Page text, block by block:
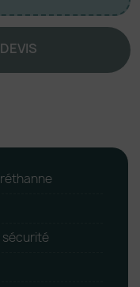
sécurité